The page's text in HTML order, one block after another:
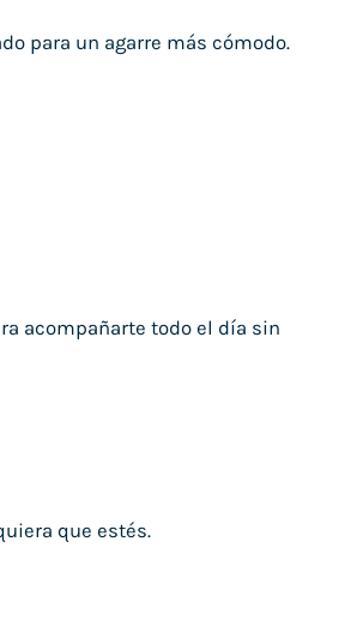
para un agarre más cómodo.
acompañarte todo el día sin
que estés.